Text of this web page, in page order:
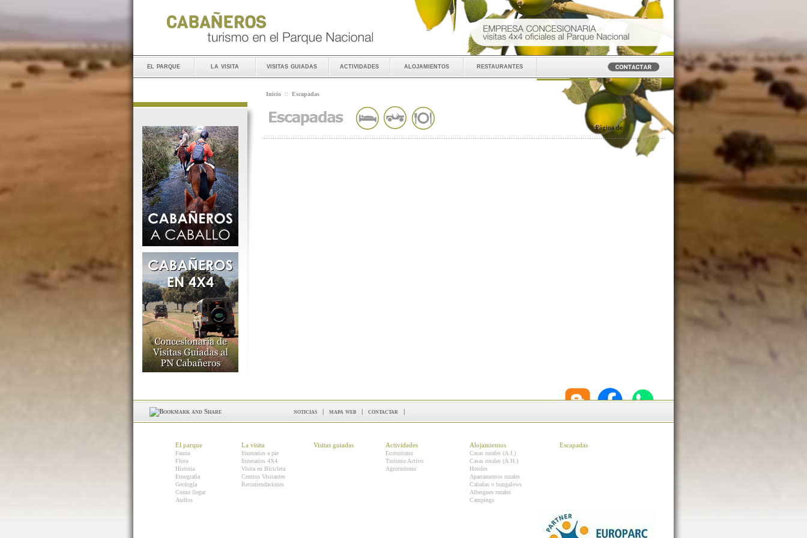
el parque la visita visitas guiadas actividades alojamientos restaurantes
Inicio :: Escapadas
Páginade
noticias | mapa web | contactar |
El parque
Fauna
Flora
Historia
Etnografía
Geología
Como llegar
Audios
La visita
Itinerarios a pie
Itinerarios 4X4
Visita en Bicicleta
Centros Visitantes
Recomendaciones
Visitas guiadas Actividades
Ecoturismo
Turismo Activo
Agroturismo
Alojamientos
Casas rurales (A.I.)
Casas rurales (A.H.)
Hoteles
Apartamentos rurales
Cabañas o bungalows
Albergues rurales
Campings
Escapadas